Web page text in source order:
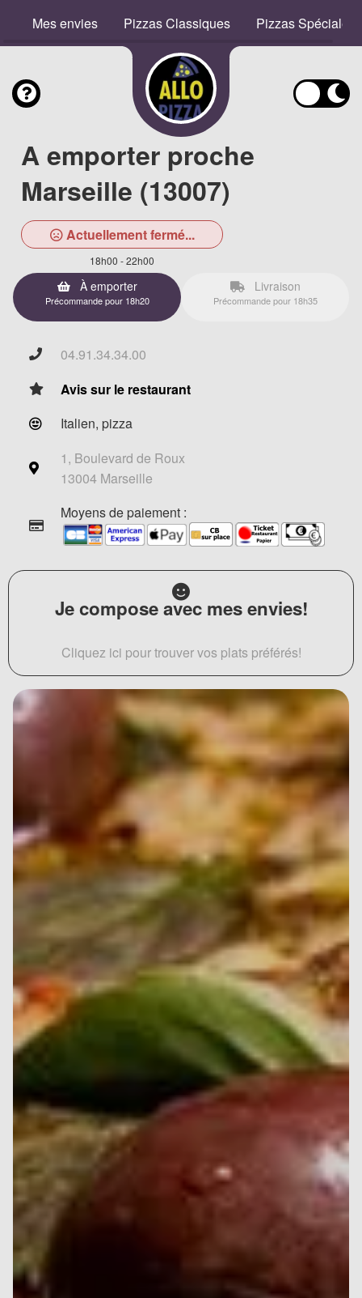
Mes envies Pizzas Classiques Pizzas Spéciales
A emporter proche
Marseille (13007)
Actuellement fermé...
18h00 - 22h00
À emporter
Précommande pour 18h20
Livraison
Précommande pour 18h35
04.91.34.34.00
Avis sur le restaurant
Italien, pizza
1, Boulevard de Roux
13004 Marseille
Moyens de paiement :
Je compose avec mes envies!
Cliquez ici pour trouver vos plats préférés!